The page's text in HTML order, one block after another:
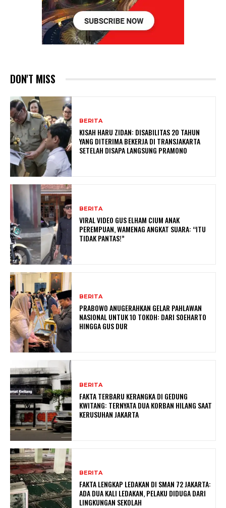
DON'T MISS
BERITA
KISAH HARU ZIDAN: DISABILITAS 20 TAHUN
YANG DITERIMA BEKERJA DI TRANSJAKARTA
SETELAH DISAPA LANGSUNG PRAMONO
BERITA
VIRAL VIDEO GUS ELHAM CIUM ANAK
PEREMPUAN, WAMENAG ANGKAT SUARA: “ITU
TIDAK PANTAS!”
BERITA
PRABOWO ANUGERAHKAN GELAR PAHLAWAN
NASIONAL UNTUK 10 TOKOH: DARI SOEHARTO
HINGGA GUS DUR
BERITA
FAKTA TERBARU KERANGKA DI GEDUNG
KWITANG: TERNYATA DUA KORBAN HILANG SAAT
KERUSUHAN JAKARTA
BERITA
FAKTA LENGKAP LEDAKAN DI SMAN 72 JAKARTA:
ADA DUA KALI LEDAKAN, PELAKU DIDUGA DARI
LINGKUNGAN SEKOLAH